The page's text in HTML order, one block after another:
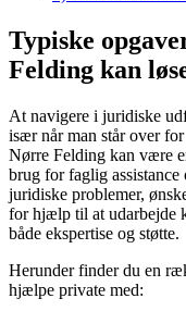
Typiske
Felding kan
At navigere i juridiske
især når man står over
Nørre Felding kan være
brug for faglig
juridiske problemer,
for hjælp til at udarbejde
både ekspertise og støtte.
Herunder finder du en
hjælpe private med: